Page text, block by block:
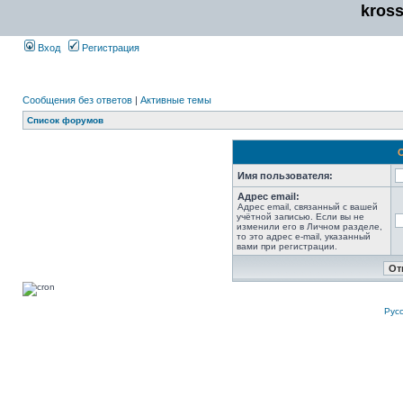
Вход Регистрация
Сообщения без ответов | Активные темы
Список форумов
Имя пользователя:
Адрес email:
Адрес email, связанный с вашей
учётной записью. Если вы не
изменили его в Личном разделе,
то это адрес e-mail, указанный
вами при регистрации.